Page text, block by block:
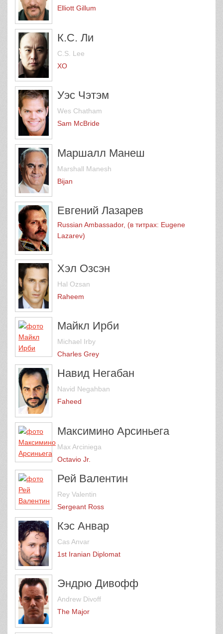
Elliott Gillum
К.С. Ли
C.S. Lee
XO
Уэс Чэтэм
Wes Chatham
Sam McBride
Маршалл Манеш
Marshall Manesh
Bijan
Евгений Лазарев
Russian Ambassador, (в титрах: Eugene
Lazarev)
Хэл Озсэн
Hal Ozsan
Raheem
Майкл Ирби
Michael Irby
Charles Grey
Навид Негабан
Navid Negahban
Faheed
Максимино Арсиньега
Max Arciniega
Octavio Jr.
Рей Валентин
Rey Valentin
Sergeant Ross
Кэс Анвар
Cas Anvar
1st Iranian Diplomat
Эндрю Дивофф
Andrew Divoff
The Major